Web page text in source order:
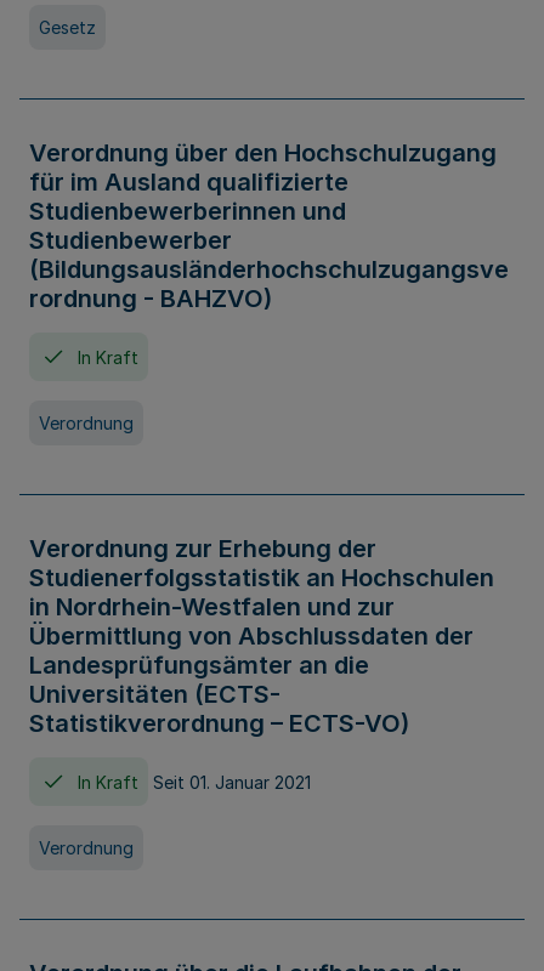
Gesetz
Verordnung über den Hochschulzugang
für im Ausland qualifizierte
Studienbewerberinnen und
Studienbewerber
(Bildungsausländerhochschulzugangsve
rordnung - BAHZVO)
In Kraft
Verordnung
Verordnung zur Erhebung der
Studienerfolgsstatistik an Hochschulen
in Nordrhein-Westfalen und zur
Übermittlung von Abschlussdaten der
Landesprüfungsämter an die
Universitäten (ECTS-
Statistikverordnung – ECTS-VO)
In Kraft Seit 01. Januar 2021
Verordnung